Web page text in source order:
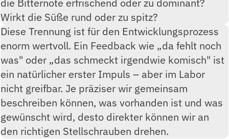
die Bitternote erfrischend oder zu dominant?
Wirkt die Süße rund oder zu spitz?
Diese Trennung ist für den Entwicklungsprozess
enorm wertvoll. Ein Feedback wie „da fehlt noch
was" oder „das schmeckt irgendwie komisch" ist
ein natürlicher erster Impuls – aber im Labor
nicht greifbar. Je präziser wir gemeinsam
beschreiben können, was vorhanden ist und was
gewünscht wird, desto direkter können wir an
den richtigen Stellschrauben drehen.